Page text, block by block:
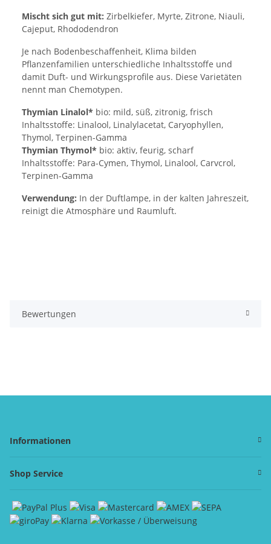
Mischt sich gut mit: Zirbelkiefer, Myrte, Zitrone, Niauli,
Cajeput, Rhododendron
Je nach Bodenbeschaffenheit, Klima bilden
Pflanzenfamilien unterschiedliche Inhaltsstoffe und
damit Duft- und Wirkungsprofile aus. Diese Varietäten
nennt man Chemotypen.
Thymian Linalol* bio: mild, süß, zitronig, frisch
Inhaltsstoffe: Linalool, Linalylacetat, Caryophyllen,
Thymol, Terpinen-Gamma
Thymian Thymol* bio: aktiv, feurig, scharf
Inhaltsstoffe: Para-Cymen, Thymol, Linalool, Carvcrol,
Terpinen-Gamma
Verwendung: In der Duftlampe, in der kalten Jahreszeit,
reinigt die Atmosphäre und Raumluft.
Bewertungen
Informationen
Shop Service